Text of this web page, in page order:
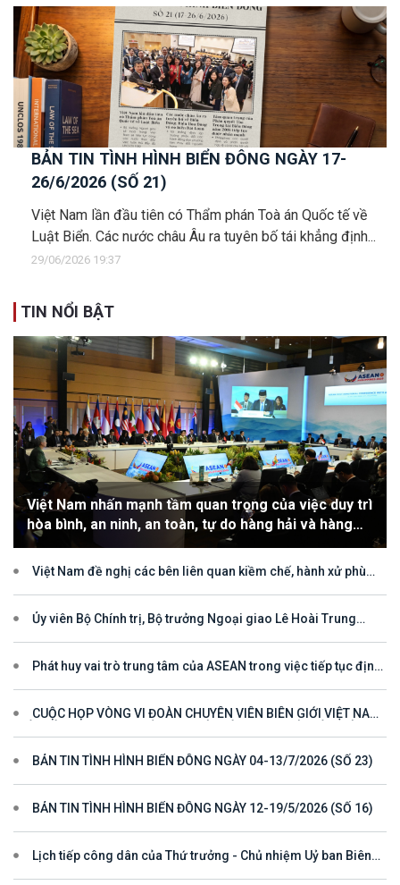
BẢN TIN TÌNH HÌNH BIỂN ĐÔNG NGÀY 17-
26/6/2026 (SỐ 21)
Việt Nam lần đầu tiên có Thẩm phán Toà án Quốc tế về
Luật Biển. Các nước châu Âu ra tuyên bố tái khẳng định...
29/06/2026 19:37
TIN NỔI BẬT
Việt Nam nhấn mạnh tầm quan trọng của việc duy trì
hòa bình, an ninh, an toàn, tự do hàng hải và hàng
không
Việt Nam đề nghị các bên liên quan kiềm chế, hành xử phù
phán đối với vùng đặc quyền kinh tế và thềm lục địa của quốc gia
ven biển
Ủy viên Bộ Chính trị, Bộ trưởng Ngoại giao Lê Hoài Trung
Phát huy vai trò trung tâm của ASEAN trong việc tiếp tục định
CUỘC HỌP VÒNG VI ĐOÀN CHUYÊN VIÊN BIÊN GIỚI VIỆT NAM
TRIỂN
BẢN TIN TÌNH HÌNH BIỂN ĐÔNG NGÀY 04-13/7/2026 (SỐ 23)
BẢN TIN TÌNH HÌNH BIỂN ĐÔNG NGÀY 12-19/5/2026 (SỐ 16)
Lịch tiếp công dân của Thứ trưởng - Chủ nhiệm Uỷ ban Biên